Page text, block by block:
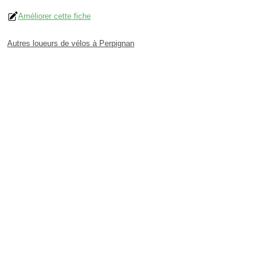
Améliorer cette fiche
Autres loueurs de vélos à Perpignan